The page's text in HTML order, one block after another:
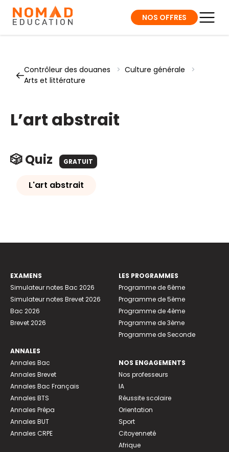
NOS OFFRES
Contrôleur des douanes > Culture générale
>
Arts et littérature
L’art abstrait
🎲 Quiz GRATUIT
L'art abstrait
EXAMENS
Simulateur notes Bac 2026
Simulateur notes Brevet 2026
Bac 2026
Brevet 2026
ANNALES
Annales Bac
Annales Brevet
Annales Bac Français
Annales BTS
Annales Prépa
Annales BUT
Annales CRPE
LES PROGRAMMES
Programme de 6ème
Programme de 5ème
Programme de 4ème
Programme de 3ème
Programme de Seconde
NOS ENGAGEMENTS
Nos professeurs
IA
Réussite scolaire
Orientation
Sport
Citoyenneté
Afrique